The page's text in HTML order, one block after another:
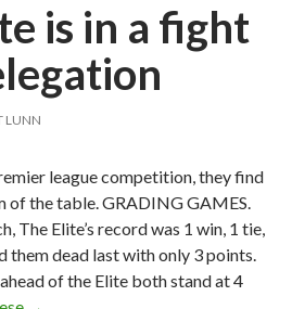
is in a fight
LUNN
league competition, they find
of the table. GRADING GAMES.
The Elite’s record was 1 win, 1 tie,
them dead last with only 3 points.
of the Elite both stand at 4